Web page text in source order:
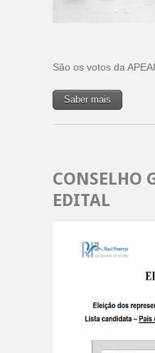
São os votos da
Saber mais
CONSELHO
EDITAL